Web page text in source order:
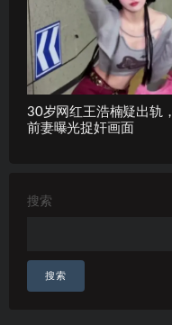
30岁网红王浩楠疑出轨，
前妻曝光捉奸画面
搜索
搜索